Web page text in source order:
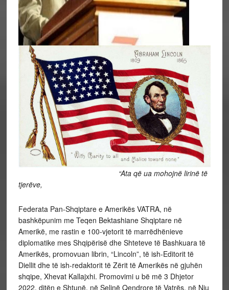
“Ata që ua mohojnë lirinë të
tjerëve,
Federata Pan-Shqiptare e Amerikës VATRA, në
bashkëpunim me Teqen Bektashiane Shqiptare në
Amerikë, me rastin e 100-vjetorit të marrëdhënieve
diplomatike mes Shqipërisë dhe Shteteve të Bashkuara të
Amerikës, promovuan librin, “Lincoln”, të ish-Editorit të
Diellit dhe të ish-redaktorit të Zërit të Amerikës në gjuhën
shqipe, Xhevat Kallajxhi. Promovimi u bë më 3 Dhjetor
2022, ditën e Shtunë, në Selinë Qendrore të Vatrës, në Nju